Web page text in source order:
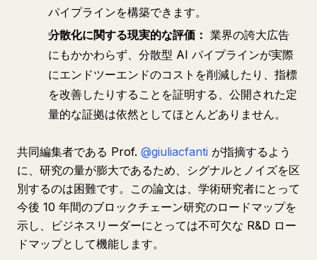
パイプラインを構築できます。
分散化に関する現実的な評価： 業界の誇大広告
にもかかわらず、分散型 AI パイプラインが実際
にエンドツーエンドのコストを削減したり、指標
を改善したりすることを証明する、公開された定
量的な証拠は依然としてほとんどありません。
共同編集者である Prof. @giuliacfanti が指摘するよう
に、研究の量が膨大であるため、シグナルとノイズを区
別するのは困難です。この論文は、学術研究者にとって
今後 10 年間のブロックチェーン研究のロードマップを
示し、ビジネスリーダーにとっては不可欠な R&D ロー
ドマップとして機能します。